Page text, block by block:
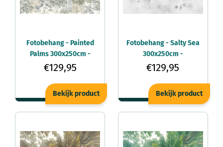
Fotobehang - Painted
Palms 300x250cm -
Vliesbehang
€129,95
Bekijk product
Fotobehang - Salty Sea
300x250cm -
Vliesbehang
€129,95
Bekijk product